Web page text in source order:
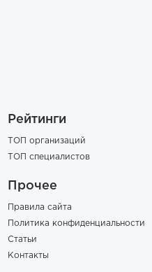
Рейтинги
ТОП организаций
ТОП специалистов
Прочее
Правила сайта
Политика конфиденциальности
Статьи
Контакты